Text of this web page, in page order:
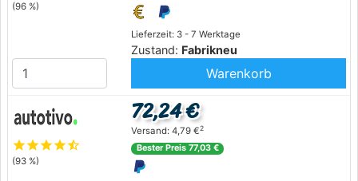
(96 %)
Lieferzeit: 3 - 7 Werktage
Zustand: Fabrikneu
Warenkorb
starstarstarstarstar_half
(93 %)
72,24 €
Versand: 4,79 €2
Bester Preis 77,03 €